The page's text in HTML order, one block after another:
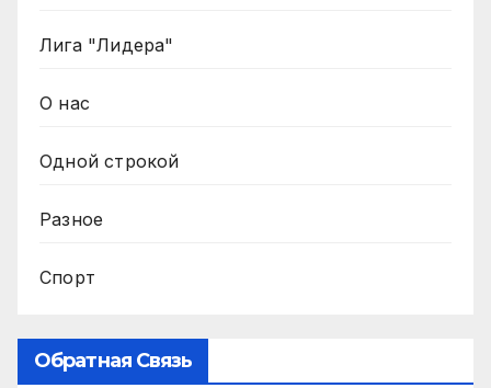
Лига "Лидера"
О нас
Одной строкой
Разное
Спорт
Обратная Связь